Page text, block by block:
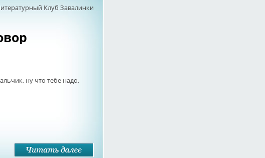
Клуб Завалинки
ну что тебе надо,